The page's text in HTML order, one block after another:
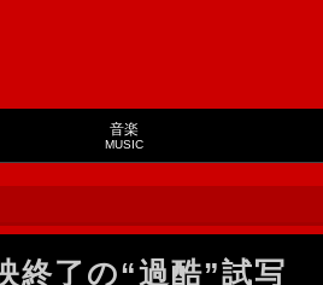
音楽
MUSIC
終了の“過酷”試写